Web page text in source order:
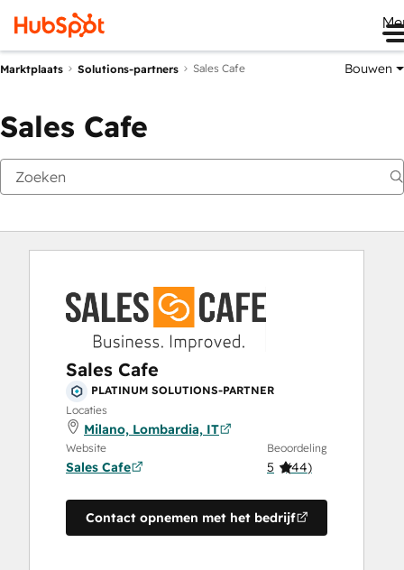
Marktplaats Solutions-partners Sales Cafe Bouwen
Sales Cafe
Sales Cafe
PLATINUM SOLUTIONS-PARTNER
Locaties
Milano, Lombardia, IT
Website
Sales Cafe
Beoordeling
5 (44)
Contact opnemen met het bedrijf